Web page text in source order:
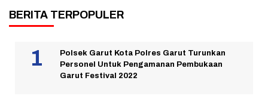
BERITA TERPOPULER
Polsek Garut Kota Polres Garut Turunkan
Personel Untuk Pengamanan Pembukaan
Garut Festival 2022